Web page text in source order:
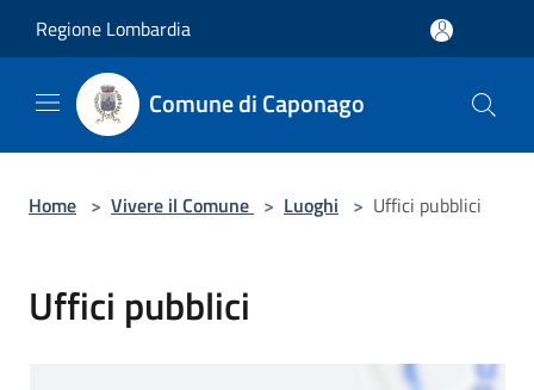
Regione Lombardia
Comune di Caponago
Home > Vivere il Comune > Luoghi > Uffici pubblici
Uffici pubblici